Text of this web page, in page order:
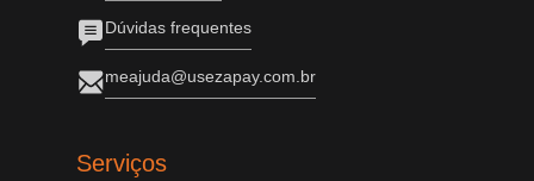
Dúvidas frequentes
meajuda@usezapay.com.br
Serviços